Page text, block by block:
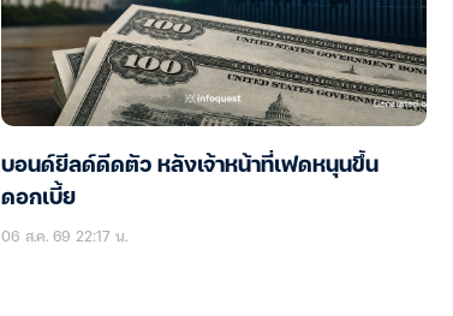
บอนด์ยีลด์ดีดตัว หลังเจ้าหน้าที่เฟดหนุนขึ้น
ดอกเบี้ย
06 ส.ค. 69 22:17 น.